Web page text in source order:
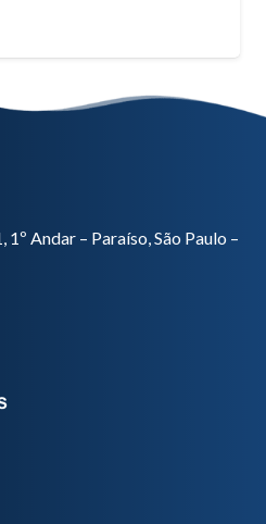
Andar – Paraíso, São Paulo –